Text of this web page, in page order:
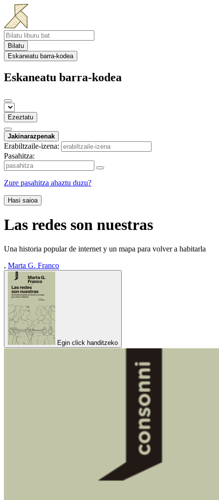
Bilatu
Eskaneatu barra-kodea
Eskaneatu barra-kodea
Ezeztatu
Jakinarazpenak
Erabiltzaile-izena:
Pasahitza:
Zure pasahitza ahaztu duzu?
Hasi saioa
Las redes son nuestras
Una historia popular de internet y un mapa para volver a habitarla
, Marta G. Franco
Egin click handitzeko